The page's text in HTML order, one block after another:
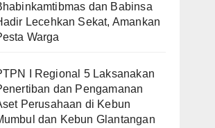
dan Babinsa
Lecehkan Sekat, Amankan
Warga
I Regional 5 Laksanakan
dan Pengamanan
Perusahaan di Kebun
dan Kebun Glantangan